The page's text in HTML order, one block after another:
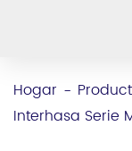
Hogar -
Interhasa Serie
Compañía